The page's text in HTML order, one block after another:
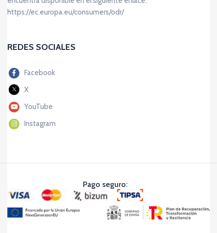
https://ec.europa.eu/consumers/odr/
REDES SOCIALES
Facebook
X
YouTube
Instagram
Pago seguro: